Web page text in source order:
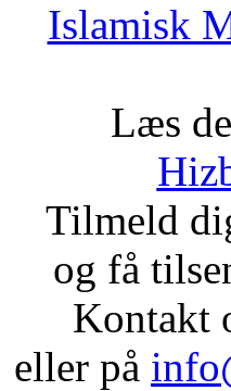
Islamisk
Læs
Tilmeld
og få
Kontakt
eller på